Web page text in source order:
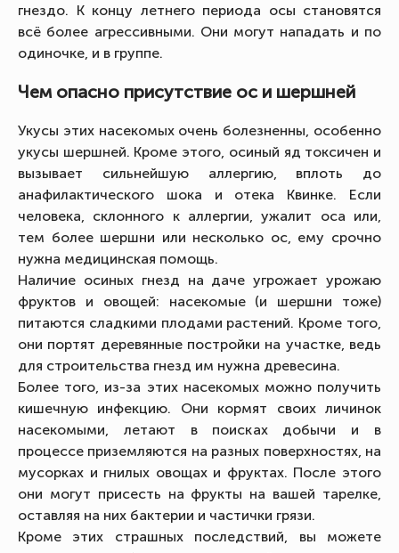
гнездо. К концу летнего периода осы становятся
всё более агрессивными. Они могут нападать и по
одиночке, и в группе.
Чем опасно присутствие ос и шершней
Укусы этих насекомых очень болезненны, особенно
укусы шершней. Кроме этого, осиный яд токсичен и
вызывает сильнейшую аллергию, вплоть до
анафилактического шока и отека Квинке. Если
человека, склонного к аллергии, ужалит оса или,
тем более шершни или несколько ос, ему срочно
нужна медицинская помощь.
Наличие осиных гнезд на даче угрожает урожаю
фруктов и овощей: насекомые (и шершни тоже)
питаются сладкими плодами растений. Кроме того,
они портят деревянные постройки на участке, ведь
для строительства гнезд им нужна древесина.
Более того, из-за этих насекомых можно получить
кишечную инфекцию. Они кормят своих личинок
насекомыми, летают в поисках добычи и в
процессе приземляются на разных поверхностях, на
мусорках и гнилых овощах и фруктах. После этого
они могут присесть на фрукты на вашей тарелке,
оставляя на них бактерии и частички грязи.
Кроме этих страшных последствий, вы можете